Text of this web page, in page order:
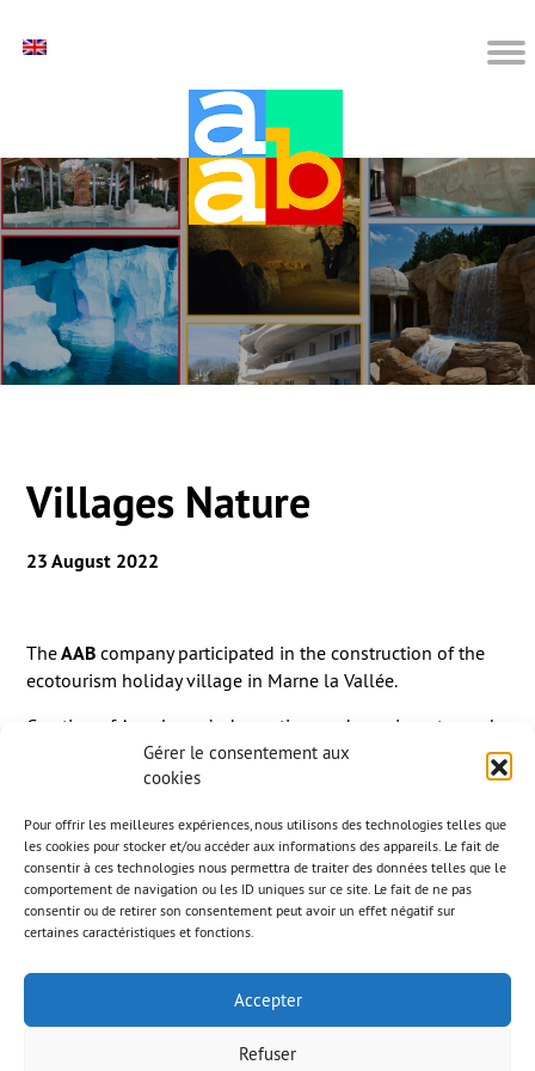
Gérer le consentement aux
cookies
Pour offrir les meilleures expériences, nous utilisons des technologies telles que
les cookies pour stocker et/ou accéder aux informations des appareils. Le fait de
consentir à ces technologies nous permettra de traiter des données telles que le
comportement de navigation ou les ID uniques sur ce site. Le fait de ne pas
consentir ou de retirer son consentement peut avoir un effet négatif sur
certaines caractéristiques et fonctions.
Accepter
Refuser
Villages Nature
23 August 2022
TheAAB company participated in the construction of the
ecotourism holiday village in Marne la Vallée.
Creation of Aqualagon’s decoration : a dynamic water park
with slides, lagoons, outdoor pools and a spa area.
Shotcrete rockfill
Stone cliff
Waterfall
Seating benches
Climbing walls